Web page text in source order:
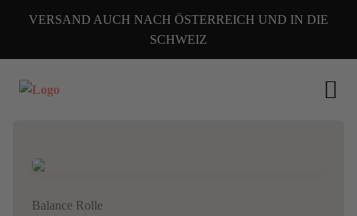
VERSAND AUCH NACH ÖSTERREICH UND IN DIE
SCHWEIZ
Balance Rolle